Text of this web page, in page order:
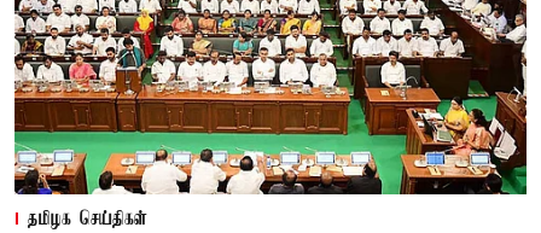
தமிழக செய்திகள்